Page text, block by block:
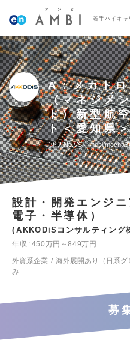
若手ハイキャ
A：メカト
（マネジメ
ト）新型航
ト＜愛知県
求人No.VSN-mobi/mecha3
設計・開発エンジ
電子・半導体）
AKKODiSコンサルティング
年収
450万円～849万円
外資系企業
海外展開あり（日系グ
み
募